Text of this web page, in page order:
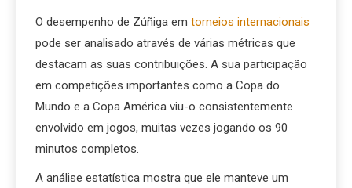
O desempenho de Zúñiga em torneios internacionais
pode ser analisado através de várias métricas que
destacam as suas contribuições. A sua participação
em competições importantes como a Copa do
Mundo e a Copa América viu-o consistentemente
envolvido em jogos, muitas vezes jogando os 90
minutos completos.
A análise estatística mostra que ele manteve um